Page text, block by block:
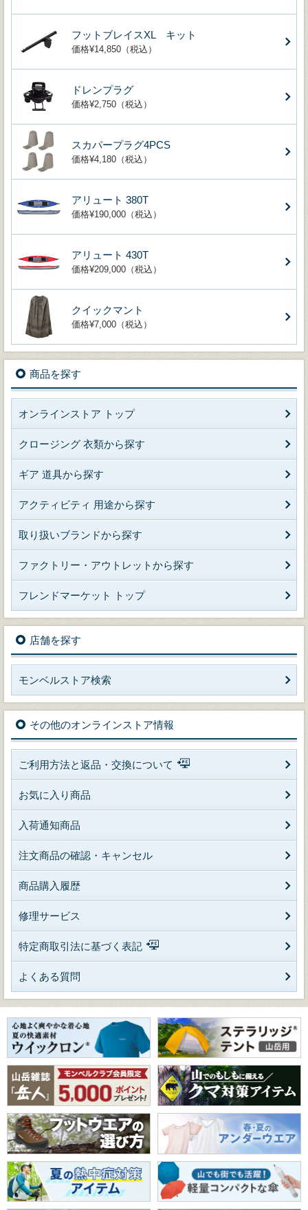
フットブレイスXL キット
価格¥14,850（税込）
ドレンプラグ
価格¥2,750（税込）
スカパープラグ4PCS
価格¥4,180（税込）
アリュート 380T
価格¥190,000（税込）
アリュート 430T
価格¥209,000（税込）
クイックマント
価格¥7,000（税込）
商品を探す
オンラインストア トップ
クロージング 衣類から探す
ギア 道具から探す
アクティビティ 用途から探す
取り扱いブランドから探す
ファクトリー・アウトレットから探す
フレンドマーケット トップ
店舗を探す
モンベルストア検索
その他のオンラインストア情報
ご利用方法と返品・交換について
お気に入り商品
入荷通知商品
注文商品の確認・キャンセル
商品購入履歴
修理サービス
特定商取引法に基づく表記
よくある質問